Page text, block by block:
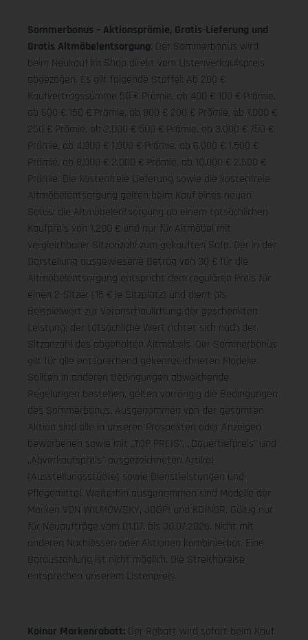
Sommerbonus – Aktionsprämie, Gratis-Lieferung und
Gratis Altmöbelentsorgung: Der Sommerbonus wird
beim Neukauf im Shop direkt vom Listenverkaufspreis
abgezogen. Es gilt folgende Staffel: Ab 200 €
Kaufvertragssumme 50 € Prämie, ab 400 € 100 € Prämie,
ab 600 € 150 € Prämie, ab 800 € 200 € Prämie, ab 1.000 €
250 € Prämie, ab 2.000 € 500 € Prämie, ab 3.000 € 750 €
Prämie, ab 4.000 € 1.000 € Prämie, ab 6.000 € 1.500 €
Prämie, ab 8.000 € 2.000 € Prämie, ab 10.000 € 2.500 €
Prämie. Die kostenfreie Lieferung sowie die kostenfreie
Altmöbelentsorgung gelten beim Kauf eines neuen
Sofas; die Altmöbelentsorgung ab einem tatsächlichen
Kaufpreis von 1.200 € und nur für Altmöbel mit
vergleichbarer Sitzanzahl zum gekauften Sofa. Der in der
Darstellung ausgewiesene Betrag von 30 € für die
Altmöbelentsorgung entspricht dem regulären Preis für
einen 2-Sitzer (15 € je Sitzplatz) und dient als
Beispielwert zur Veranschaulichung der geschenkten
Leistung; der tatsächliche Wert richtet sich nach der
Sitzanzahl des abgeholten Altmöbels. Der Sommerbonus
gilt für alle entsprechend gekennzeichneten Modelle.
Sollten in anderen Bedingungen abweichende
Regelungen bestehen, gelten vorrangig die Bedingungen
des Sommerbonus. Ausgenommen von der gesamten
Aktion sind alle in unseren Prospekten oder Anzeigen
beworbenen sowie mit „TOP PREIS", „Dauertiefpreis" und
„Abverkaufspreis" ausgezeichneten Artikel
(Ausstellungsstücke) sowie Dienstleistungen und
Pflegemittel. Weiterhin ausgenommen sind Modelle der
Marken VON WILMOWSKY, JOOP! und KOINOR. Gültig nur
für Neuaufträge vom 01.07. bis 30.07.2026. Nicht mit
anderen Nachlässen oder Aktionen kombinierbar. Eine
Barauszahlung ist nicht möglich. Die Streichpreise
entsprechen unserem Listenpreis.
Koinor Markenrabatt: Der Rabatt wird sofort beim Kauf